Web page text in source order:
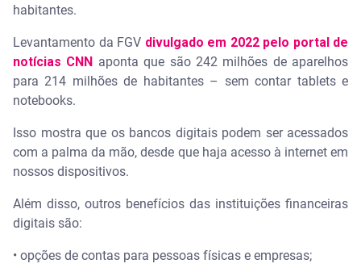
habitantes.
Levantamento da FGV divulgado em 2022 pelo portal de
notícias CNN aponta que são 242 milhões de aparelhos
para 214 milhões de habitantes – sem contar tablets e
notebooks.
Isso mostra que os bancos digitais podem ser acessados
com a palma da mão, desde que haja acesso à internet em
nossos dispositivos.
Além disso, outros benefícios das instituições financeiras
digitais são:
• opções de contas para pessoas físicas e empresas;